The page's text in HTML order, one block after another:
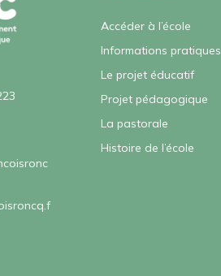
Accéder à l’école
Informations pratiques
Le projet éducatif
Projet pédagogique
La pastorale
Histoire de l’école